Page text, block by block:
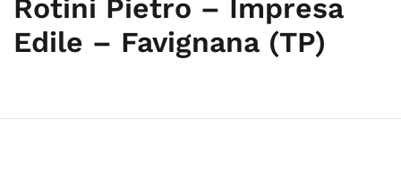
Rotini Pietro – Impresa
Edile – Favignana (TP)